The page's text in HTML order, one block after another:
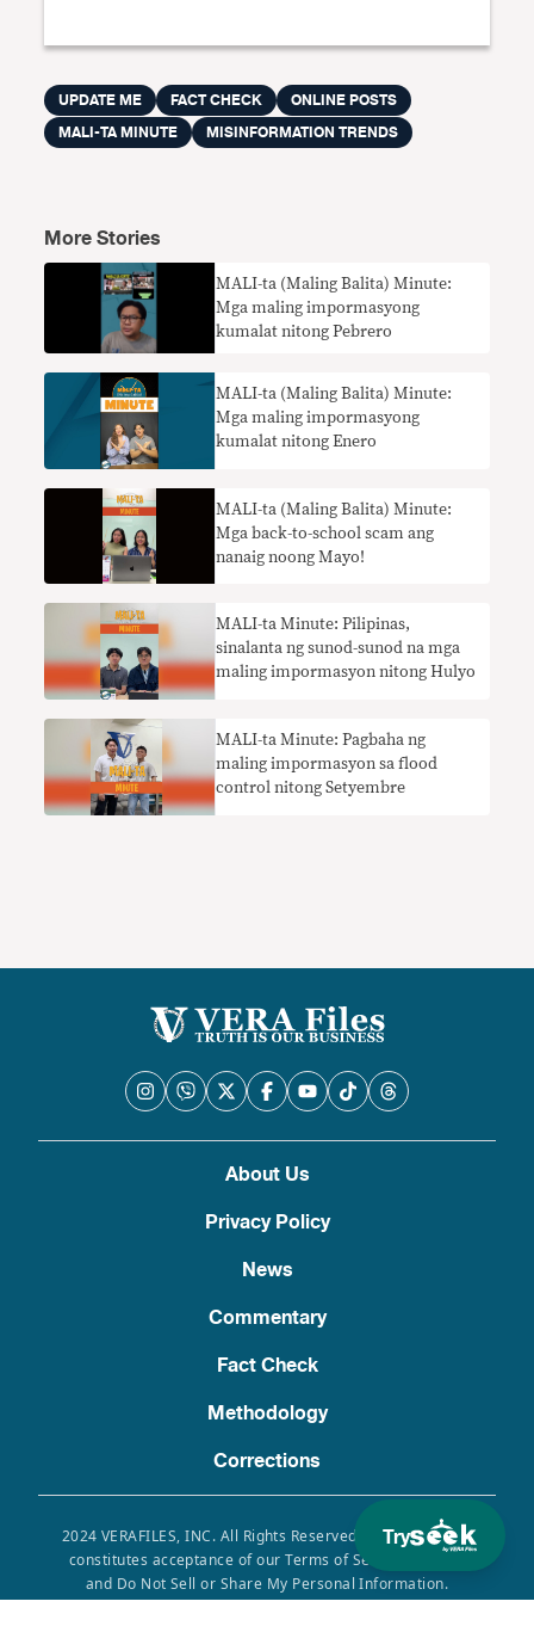
Try
UPDATE ME FACT CHECK
ONLINE POSTS
MALI-TA MINUTE
MISINFORMATION TRENDS
More Stories
MALI-ta (Maling Balita) Minute:
Mga maling impormasyong
kumalat nitong Pebrero
MALI-ta (Maling Balita) Minute:
Mga maling impormasyong
kumalat nitong Enero
MALI-ta (Maling Balita) Minute:
Mga back-to-school scam ang
nanaig noong Mayo!
MALI-ta Minute: Pilipinas,
sinalanta ng sunod-sunod na mga
maling impormasyon nitong Hulyo
MALI-ta Minute: Pagbaha ng
maling impormasyon sa flood
control nitong Setyembre
About Us
Privacy Policy
News
Commentary
Fact Check
Methodology
Corrections
2024 VERAFILES, INC. All Rights Reserved. Use of this site
constitutes acceptance of our Terms of Service, Privacy
and Do Not Sell or Share My Personal Information.